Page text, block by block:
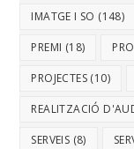
IMATGE I SO (148)
PREMI (18)
PROJECTES (10)
REALITZACIÓ
SERVEIS (8)